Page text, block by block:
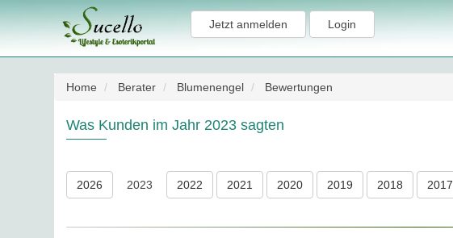
Jetzt anmelden Login
Home Berater Blumenengel Bewertungen
Was Kunden im Jahr 2023 sagten
2026 2023 2022 2021 2020 2019 2018 2017